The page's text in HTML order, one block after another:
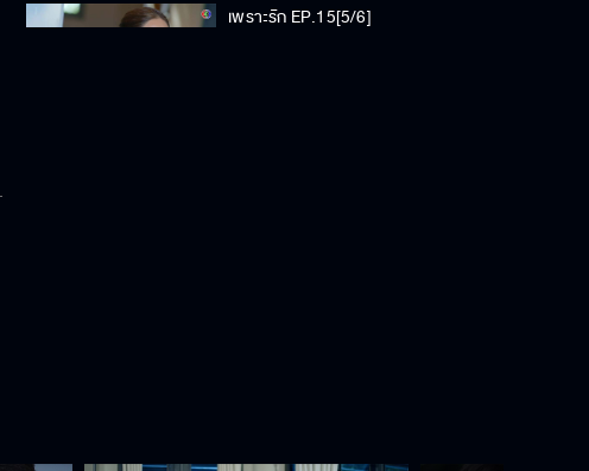
เพราะรัก EP.15[5/6]